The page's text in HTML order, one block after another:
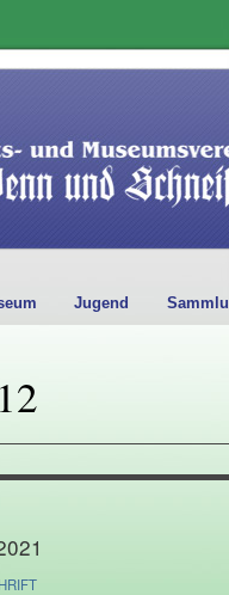
Jugend